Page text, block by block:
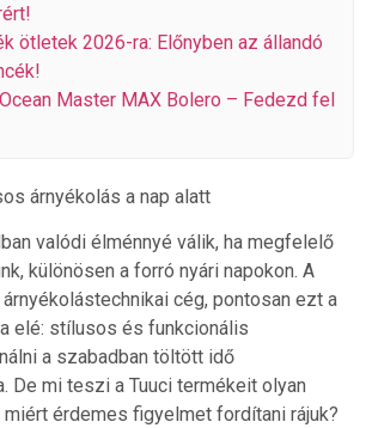
ötletek 2026-ra: Előnyben az állandó
Master MAX Bolero – Fedezd fel
árnyékolás a nap alatt
valódi élménnyé válik, ha megfelelő
különösen a forró nyári napokon. A
cég, pontosan ezt a
elé: stílusos és funkcionális
a szabadban töltött idő
De mi teszi a Tuuci termékeit olyan
érdemes figyelmet fordítani rájuk?